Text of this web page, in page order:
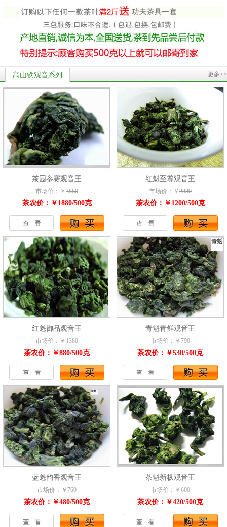
高山铁观音系列 更多>>
茶园参赛观音王
市场价：￥ 3880
茶农价：￥1880/500克
红魁至尊观音王
市场价：￥ 2880
茶农价：￥1200/500克
红魁御品观音王
市场价：￥ 1380
茶农价：￥880/500克
青魁青鲜观音王
市场价：￥ 790
茶农价：￥530/500克
蓝魁韵香观音王
市场价：￥ 760
茶农价：￥480/500克
茶魁新枞观音王
市场价：￥ 600
茶农价：￥420/500克